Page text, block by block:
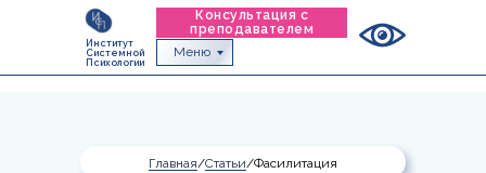
Институт
Системной
Психологии
Консультация с
преподавателем
Меню
Главная/Статьи/Фасилитация